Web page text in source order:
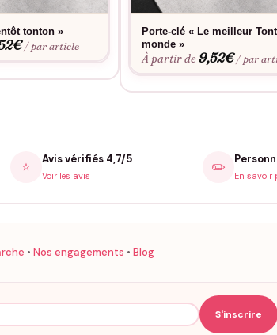
tonton »
€ / par article
Porte-clé « Le meilleur
monde »
À partir de9,52€ / par
⭐ Avis vérifiés 4,7/5
Voir les avis ✏️ En savoir
• Nos engagements • Blog